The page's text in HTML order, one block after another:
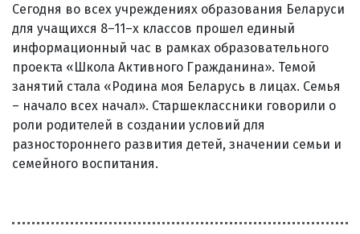
Сегодня во всех учреждениях образования Беларуси
для учащихся 8–11–х классов прошел единый
информационный час в рамках образовательного
проекта «Школа Активного Гражданина». Темой
занятий стала «Родина моя Беларусь в лицах. Семья
– начало всех начал». Старшеклассники говорили о
роли родителей в создании условий для
разностороннего развития детей, значении семьи и
семейного воспитания.